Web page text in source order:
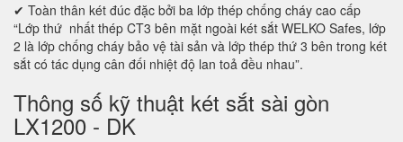
✔ Toàn thân két đúc đặc bởi ba lớp thép chống cháy cao cấp
“Lớp thứ nhất thép CT3 bên mặt ngoài két sắt WELKO Safes, lớp
2 là lớp chống cháy bảo vệ tài sản và lớp thép thứ 3 bên trong két
sắt có tác dụng cân đối nhiệt độ lan toả đều nhau”.
Thông số kỹ thuật két sắt sài gòn
LX1200 - DK